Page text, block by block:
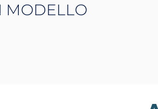
MODELLO